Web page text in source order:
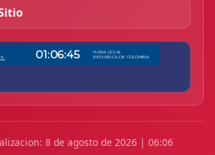
8 de agosto de 2026 | 06:06